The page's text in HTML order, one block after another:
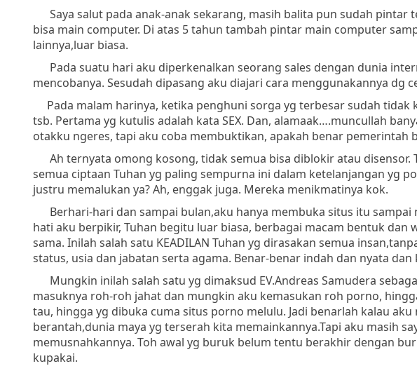
Saya salut pada anak-anak sekarang, masih balita pun sudah pintar
bisa main computer. Di atas 5 tahun tambah pintar main computer
lainnya,luar biasa.
Pada suatu hari aku diperkenalkan seorang sales dengan dunia
mencobanya. Sesudah dipasang aku diajari cara menggunakannya dg
Pada malam harinya, ketika penghuni sorga yg terbesar sudah
tsb. Pertama yg kutulis adalah kata SEX. Dan, alamaak….muncullah
otakku ngeres, tapi aku coba membuktikan, apakah benar
Ah ternyata omong kosong, tidak semua bisa diblokir atau disensor.
semua ciptaan Tuhan yg paling sempurna ini dalam ketelanjangan yg
justru memalukan ya? Ah, enggak juga. Mereka menikmatinya kok.
Berhari-hari dan sampai bulan,aku hanya membuka situs itu sampai
hati aku berpikir, Tuhan begitu luar biasa, berbagai macam bentuk
sama. Inilah salah satu KEADILAN Tuhan yg dirasakan semua
status, usia dan jabatan serta agama. Benar-benar indah dan nyata
Mungkin inilah salah satu yg dimaksud EV.Andreas Samudera
masuknya roh-roh jahat dan mungkin aku kemasukan roh porno,
tau, hingga yg dibuka cuma situs porno melulu. Jadi benarlah kalau
berantah,dunia maya yg terserah kita memainkannya.Tapi aku masih
memusnahkannya. Toh awal yg buruk belum tentu berakhir dengan
kupakai.